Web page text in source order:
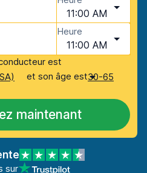
11:00 AM
Heure
11:00 AM
est
et son âge est30-65
maintenant
sur